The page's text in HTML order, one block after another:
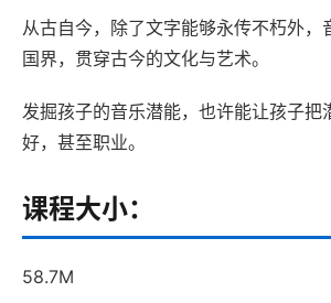
从古自今，除了文字能够永传不朽外，
国界，贯穿古今的文化与艺术。
发掘孩子的音乐潜能，也许能让孩子把
好，甚至职业。
课程大小：
58.7M